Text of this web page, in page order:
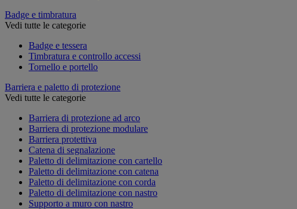
Badge e timbratura
Vedi tutte le categorie
Badge e tessera
Timbratura e controllo accessi
Tornello e portello
Barriera e paletto di protezione
Vedi tutte le categorie
Barriera di protezione ad arco
Barriera di protezione modulare
Barriera protettiva
Catena di segnalazione
Paletto di delimitazione con cartello
Paletto di delimitazione con catena
Paletto di delimitazione con corda
Paletto di delimitazione con nastro
Supporto a muro con nastro